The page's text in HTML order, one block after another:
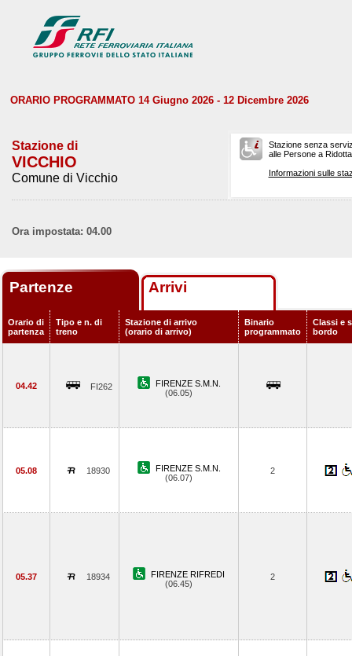
ORARIO PROGRAMMATO 14 Giugno 2026 - 12 Dicembre 2026
Stazione di
VICCHIO
Comune di Vicchio
Stazione senza
alle Persone a
Informazioni sulle
Ora impostata: 04.00
Partenze Arrivi
Orario di
partenza
Tipo e n. di
treno
Stazione di arrivo
(orario di arrivo)
Binario
programmato
Classi e
bordo
04.42 FI262
FIRENZE S.M.N.
(06.05)
05.08 18930
FIRENZE S.M.N.
(06.07)
2
05.37 18934
FIRENZE RIFREDI
(06.45)
2